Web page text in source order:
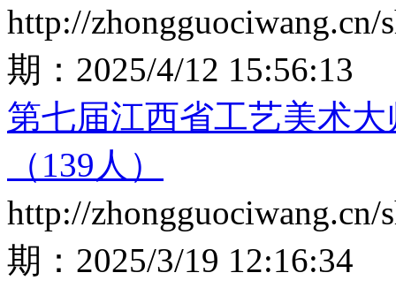
http://zhongguociwang.cn/
期： 2025/4/12 15:56:13
第七届江西省工艺美术
（139人）
http://zhongguociwang.cn/
期： 2025/3/19 12:16:34